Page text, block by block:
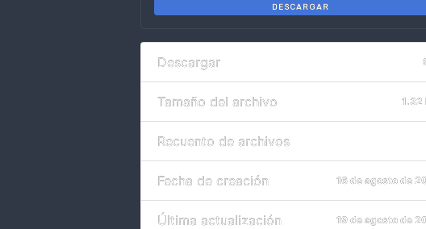
DESCARGAR
Descargar
Tamaño del archivo 1.32
Recuento de archivos
Fecha de creación 16 de agosto de
Última actualización 19 de agosto de